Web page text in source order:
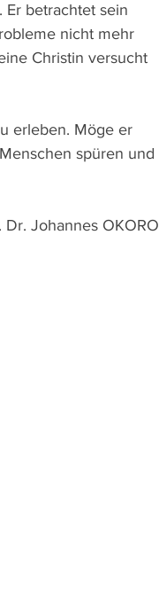
Er betrachtet sein
nicht mehr
Christin versucht
erleben. Möge er
spüren und
Dr. Johannes OKORO